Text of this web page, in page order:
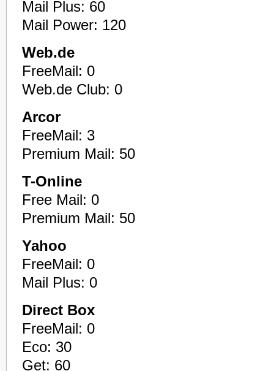
Mail Plus: 60
Mail Power: 120
Web.de
FreeMail: 0
Web.de Club: 0
Arcor
FreeMail: 3
Premium Mail: 50
T-Online
Free Mail: 0
Premium Mail: 50
Yahoo
FreeMail: 0
Mail Plus: 0
Direct Box
FreeMail: 0
Eco: 30
Get: 60